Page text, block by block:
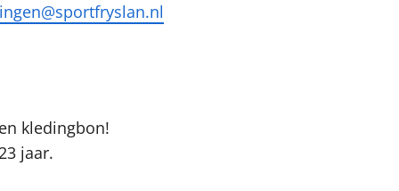
kledingbon!
jaar.